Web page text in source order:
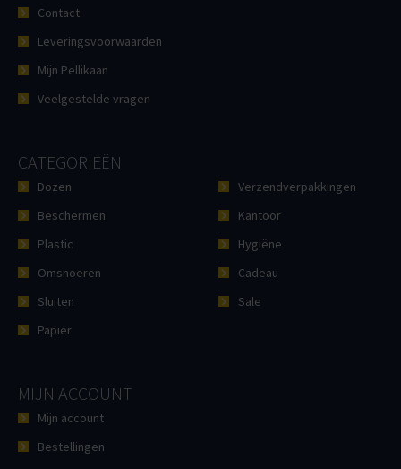
Contact
Leveringsvoorwaarden
Mijn Pellikaan
Veelgestelde vragen
CATEGORIEËN
Dozen
Beschermen
Plastic
Omsnoeren
Sluiten
Papier
Verzendverpakkingen
Kantoor
Hygiëne
Cadeau
Sale
MIJN ACCOUNT
Mijn account
Bestellingen